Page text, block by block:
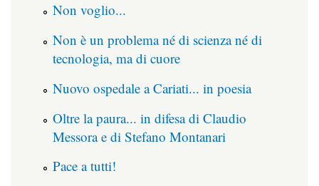
Non voglio...
Non è un problema né di scienza né di
tecnologia, ma di cuore
Nuovo ospedale a Cariati... in poesia
Oltre la paura... in difesa di Claudio
Messora e di Stefano Montanari
Pace a tutti!